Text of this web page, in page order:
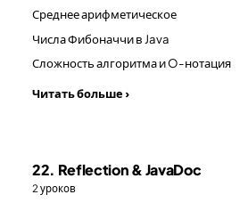
Среднее арифметическое
Числа Фибоначчи в Java
Сложность алгоритма и O-нотация
Читать больше ›
22. Reflection & JavaDoc
2 уроков